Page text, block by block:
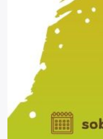
Poprzednie